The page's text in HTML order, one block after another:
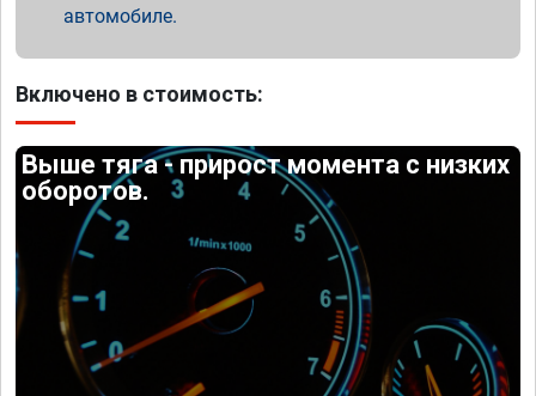
автомобиле.
Включено в стоимость:
Выше тяга - прирост момента с низких
оборотов.